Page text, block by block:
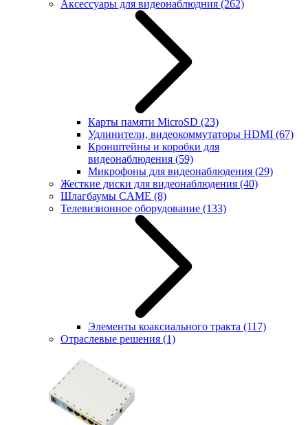
Аксессуары для видеонаблюдния (262)
Карты памяти MicroSD (23)
Удлинители, видеокоммутаторы HDMI (67)
Кронштейны и коробки для
видеонаблюдения (59)
Микрофоны для видеонаблюдения (29)
Жесткие диски для видеонаблюдения (40)
Шлагбаумы CAME (8)
Телевизионное оборудование (133)
Элементы коаксиального тракта (117)
Отраслевые решения (1)